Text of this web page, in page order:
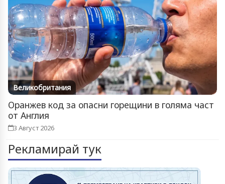
Великобритания
Оранжев код за опасни горещини в голяма част
от Англия
3 Август 2026
Рекламирай тук